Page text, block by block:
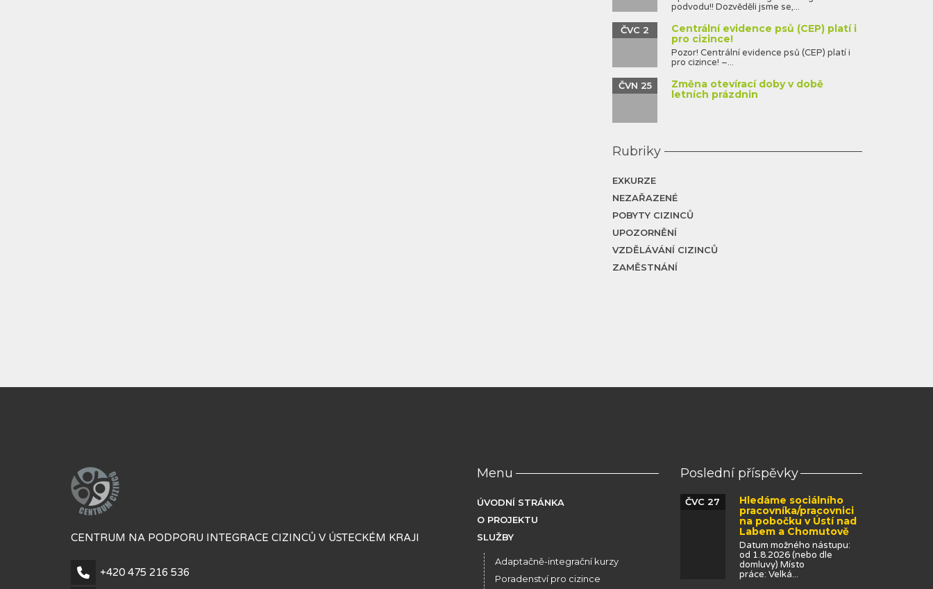
podvodu!! Dozvěděli jsme se,...
Centrální evidence psů (CEP) platí i
pro cizince!
ČVC 2
Pozor! Centrální evidence psů (CEP) platí i
pro cizince! –...
Změna otevírací doby v době
letních prázdnin
ČVN 25
Rubriky
EXKURZE
NEZAŘAZENÉ
POBYTY CIZINCŮ
UPOZORNĚNÍ
VZDĚLÁVÁNÍ CIZINCŮ
ZAMĚSTNÁNÍ
CENTRUM NA PODPORU INTEGRACE CIZINCŮ V ÚSTECKÉM KRAJI
+420 475 216 536
Menu
ÚVODNÍ STRÁNKA
O PROJEKTU
SLUŽBY
Adaptačně-integrační kurzy
Poradenství pro cizince
Poslední příspěvky
Hledáme sociálního
pracovníka/pracovnici
na pobočku v Ústí nad
Labem a Chomutově
ČVC 27
Datum možného nástupu:
od 1.8.2026 (nebo dle
domluvy) Místo
práce: Velká...